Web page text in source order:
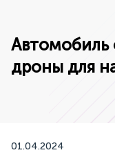
дроны для
01.04.2024